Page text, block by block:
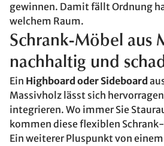
gewinnen. Damit fällt Ordnung
welchem Raum.
Schrank-Möbel aus
nachhaltig und
Ein Highboard oder Sideboard
Massivholz lässt sich
integrieren. Wo immer Sie
kommen diese flexiblen
Ein weiterer Pluspunkt von